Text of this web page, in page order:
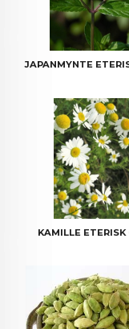
JAPANMYNTE
KAMILLE ETERISK